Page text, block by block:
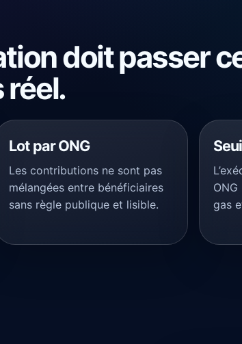
doit passer
réel.
Lot par ONG
Les contributions ne sont pas
mélangées entre bénéficiaires
sans règle publique et lisible.
gas